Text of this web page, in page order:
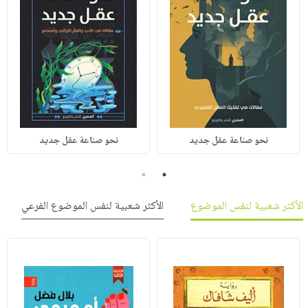
نحو صناعة عقل جديد نحو صناعة عقل جديد
1
2
الأكثر شعبية لنفس الموضوع
الأكثر شعبية لنفس الموضوع الفرعي